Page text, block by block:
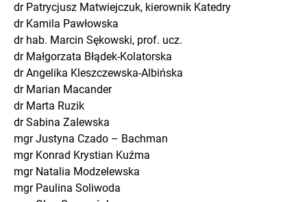
dr Patrycjusz Matwiejczuk, kierownik Katedry
dr Kamila Pawłowska
dr hab. Marcin Sękowski, prof. ucz.
dr Małgorzata Błądek-Kolatorska
dr Angelika Kleszczewska-Albińska
dr Marian Macander
dr Marta Ruzik
dr Sabina Zalewska
mgr Justyna Czado – Bachman
mgr Konrad Krystian Kuźma
mgr Natalia Modzelewska
mgr Paulina Soliwoda